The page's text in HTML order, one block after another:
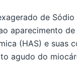
de Sódio
aparecimento
(HAS) e suas
agudo do